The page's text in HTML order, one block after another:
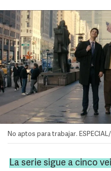
No aptos para trabajar.
La serie sigue a cinco